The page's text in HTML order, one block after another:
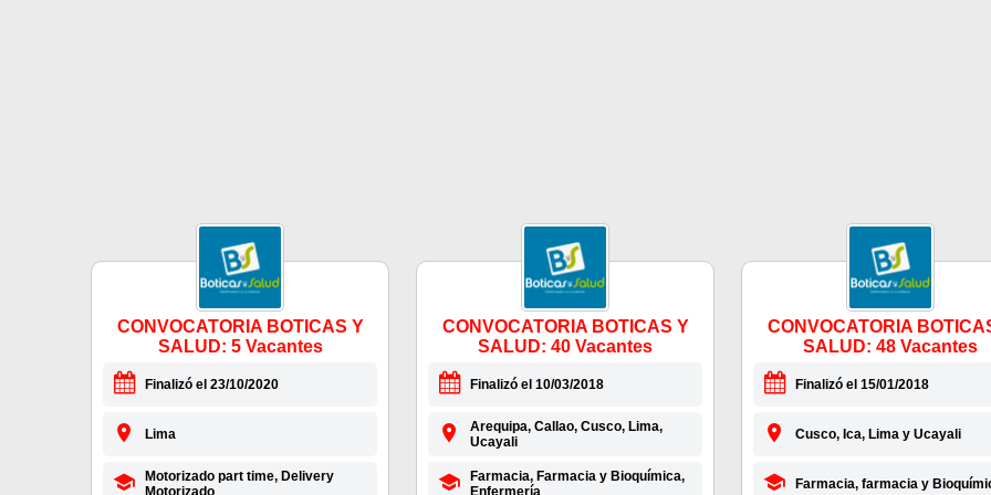
CONVOCATORIA BOTICAS Y
SALUD: 5 Vacantes
Finalizó el 23/10/2020
Lima
Motorizado part time, Delivery
Motorizado
CONVOCATORIA BOTICAS Y
SALUD: 40 Vacantes
Finalizó el 10/03/2018
Arequipa, Callao, Cusco, Lima,
Ucayali
Farmacia, Farmacia y Bioquímica,
Enfermería
CONVOCATORIA
SALUD: 48 Vacantes
Finalizó el 15/01/2018
Cusco, Ica, Lima y Ucayali
Farmacia, farmacia y